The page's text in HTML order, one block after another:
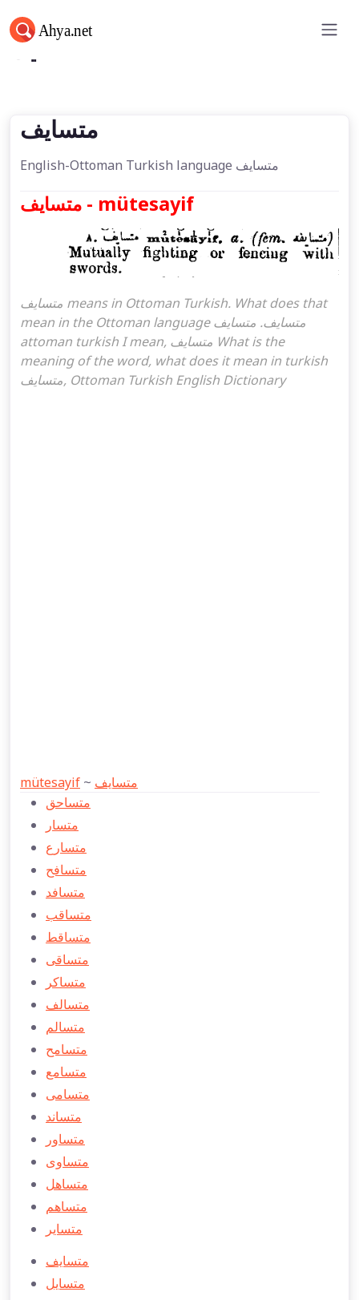
متسايف
متسايف
English-Ottoman Turkish language متسايف
متسايف - mütesayif
متسايف means in Ottoman Turkish. What does that
mean in the Ottoman language متسايف. متسايف
attoman turkish I mean, متسايف What is the
meaning of the word, what does it mean in turkish
متسايف, Ottoman Turkish English Dictionary
mütesayif ~ متسايف
متساحق
متسار
متسارع
متسافح
متسافد
متساقب
متساقط
متساقی
متساكر
متسالف
متسالم
متسامح
متسامع
متسامی
متساند
متساور
متساوی
متساهل
متساهم
متساير
متسايف
متسايل